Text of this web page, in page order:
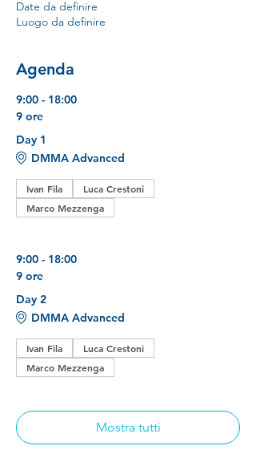
Date da definire
Luogo da definire
Agenda
9:00 - 18:00
9 ore
Day 1
DMMA Advanced
Ivan Fila
Luca Crestoni
Marco Mezzenga
9:00 - 18:00
9 ore
Day 2
DMMA Advanced
Ivan Fila
Luca Crestoni
Marco Mezzenga
Mostra tutti